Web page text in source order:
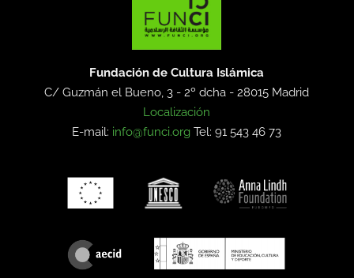
Fundación de Cultura Islámica
C/ Guzmán el Bueno, 3 - 2º dcha -28015 Madrid
Localización
E-mail: info@funci.org Tel: 91 543 46 73